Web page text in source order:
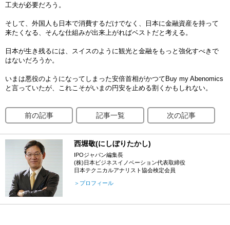
工夫が必要だろう。
そして、外国人も日本で消費するだけでなく、日本に金融資産を持って
来たくなる、そんな仕組みが出来上がればベストだと考える。
日本が生き残るには、スイスのように観光と金融をもっと強化すべきで
はないだろうか。
いまは悪役のようになってしまった安倍首相がかつてBuy my Abenomics
と言っていたが、これこそがいまの円安を止める割くかもしれない。
前の記事 記事一覧 次の記事
西堀敬(にしぼりたかし)
IPOジャパン編集長
(株)日本ビジネスイノベーション代表取締役
日本テクニカルアナリスト協会検定会員
＞プロフィール